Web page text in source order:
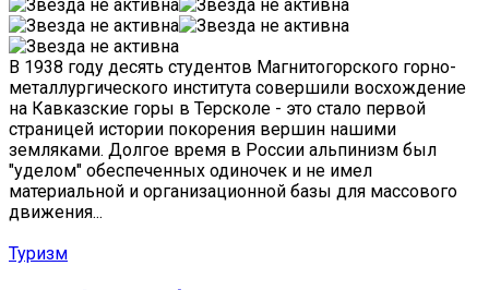
В 1938 году десять студентов Магнитогорского горно-
металлургического института совершили восхождение
на Кавказские горы в Терсколе - это стало первой
страницей истории покорения вершин нашими
земляками. Долгое время в России альпинизм был
"уделом" обеспеченных одиночек и не имел
материальной и организационной базы для массового
движения...
Туризм